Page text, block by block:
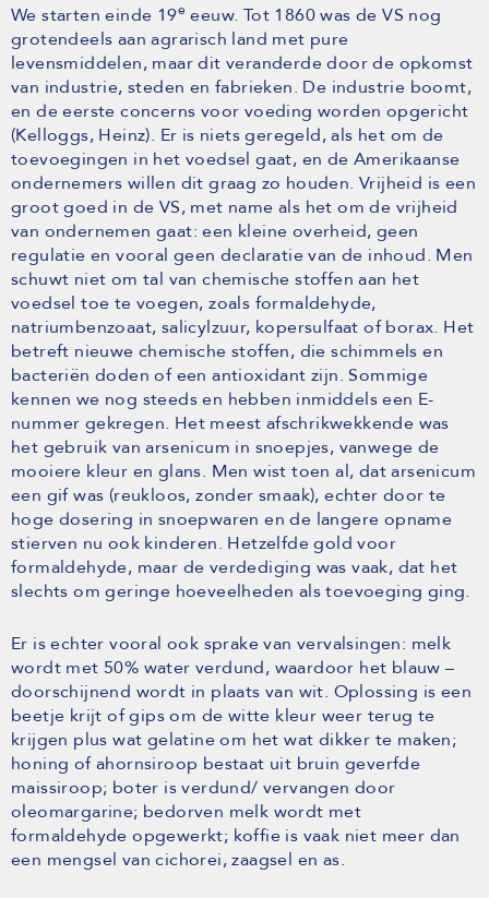
We starten einde 19e eeuw. Tot 1860 was de VS nog
grotendeels aan agrarisch land met pure
levensmiddelen, maar dit veranderde door de opkomst
van industrie, steden en fabrieken. De industrie boomt,
en de eerste concerns voor voeding worden opgericht
(Kelloggs, Heinz). Er is niets geregeld, als het om de
toevoegingen in het voedsel gaat, en de Amerikaanse
ondernemers willen dit graag zo houden. Vrijheid is een
groot goed in de VS, met name als het om de vrijheid
van ondernemen gaat: een kleine overheid, geen
regulatie en vooral geen declaratie van de inhoud. Men
schuwt niet om tal van chemische stoffen aan het
voedsel toe te voegen, zoals formaldehyde,
natriumbenzoaat, salicylzuur, kopersulfaat of borax. Het
betreft nieuwe chemische stoffen, die schimmels en
bacteriën doden of een antioxidant zijn. Sommige
kennen we nog steeds en hebben inmiddels een E-
nummer gekregen. Het meest afschrikwekkende was
het gebruik van arsenicum in snoepjes, vanwege de
mooiere kleur en glans. Men wist toen al, dat arsenicum
een gif was (reukloos, zonder smaak), echter door te
hoge dosering in snoepwaren en de langere opname
stierven nu ook kinderen. Hetzelfde gold voor
formaldehyde, maar de verdediging was vaak, dat het
slechts om geringe hoeveelheden als toevoeging ging.
Er is echter vooral ook sprake van vervalsingen: melk
wordt met 50% water verdund, waardoor het blauw –
doorschijnend wordt in plaats van wit. Oplossing is een
beetje krijt of gips om de witte kleur weer terug te
krijgen plus wat gelatine om het wat dikker te maken;
honing of ahornsiroop bestaat uit bruin geverfde
maissiroop; boter is verdund/ vervangen door
oleomargarine; bedorven melk wordt met
formaldehyde opgewerkt; koffie is vaak niet meer dan
een mengsel van cichorei, zaagsel en as.